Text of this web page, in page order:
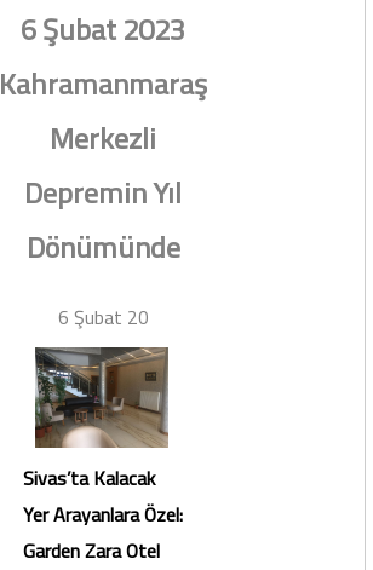
6 Şubat 2023
Kahramanmaraş
Merkezli
Depremin Yıl
Dönümünde
6 Şubat 20
Sivas’ta Kalacak
Yer Arayanlara Özel:
Garden Zara Otel